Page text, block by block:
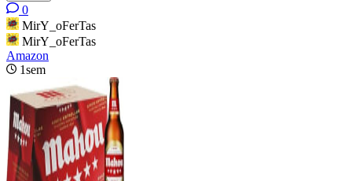
0
MirY_oFerTas
MirY_oFerTas
Amazon
1sem